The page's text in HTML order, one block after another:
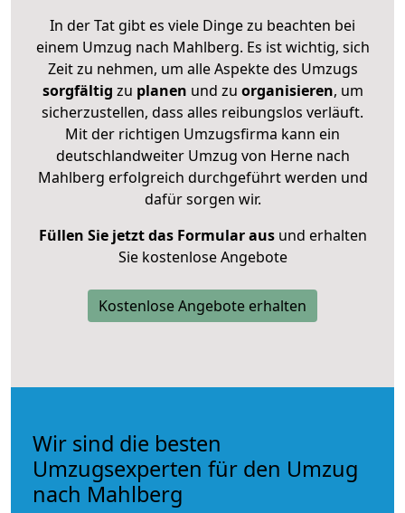
In der Tat gibt es viele Dinge zu beachten bei
einem Umzug nach Mahlberg. Es ist wichtig, sich
Zeit zu nehmen, um alle Aspekte des Umzugs
sorgfältig zu planen und zu organisieren, um
sicherzustellen, dass alles reibungslos verläuft.
Mit der richtigen Umzugsfirma kann ein
deutschlandweiter Umzug von Herne nach
Mahlberg erfolgreich durchgeführt werden und
dafür sorgen wir.
Füllen Sie jetzt das Formular ausund erhalten
Sie kostenlose Angebote
Kostenlose Angebote erhalten
Wir sind die besten
Umzugsexperten für den Umzug
nach Mahlberg